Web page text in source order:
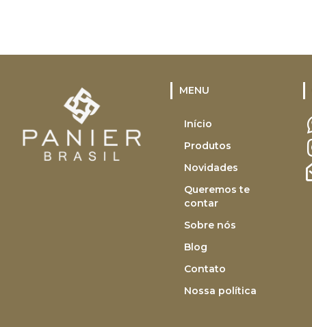
MENU
Início
Produtos
Novidades
Queremos te
contar
Sobre nós
Blog
Contato
Nossa política